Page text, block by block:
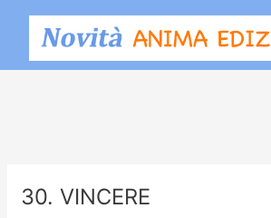
30. VINCERE